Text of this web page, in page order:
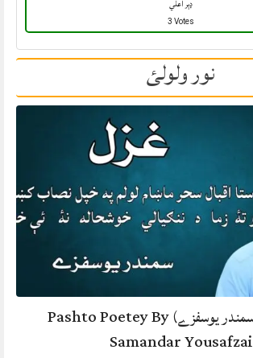
ډېر اعلي
3 Votes
نور ولولئ
غزل (ډاکټر سمندر يوسفزے) Pashto Poetey By
Samandar Yousafzai